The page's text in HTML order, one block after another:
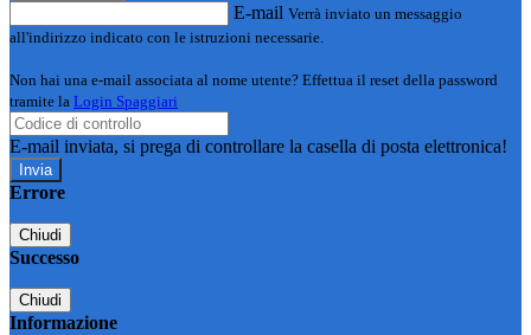
E-mail Verrà inviato un messaggio
all'indirizzo indicato con le istruzioni necessarie.
Non hai una e-mail associata al nome utente? Effettua il reset della password
tramite la Login Spaggiari
E-mail inviata, si prega di controllare la casella di posta elettronica!
Errore
Chiudi
Successo
Chiudi
Informazione